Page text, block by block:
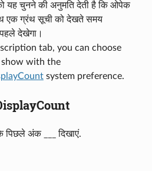
यह चुनने की अनुमति देती है कि ओपेक
एक ग्रंथ सूची को देखते समय
देखेगा।
tab, you can choose
show with the
system preference.
अंक ___ दिखाएं.